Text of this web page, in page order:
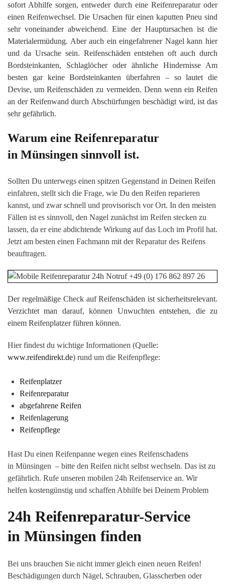
sofort Abhilfe sorgen, entweder durch eine Reifenreparatur oder
einen Reifenwechsel. Die Ursachen für einen kaputten Pneu sind
sehr voneinander abweichend. Eine der Hauptursachen ist die
Materialermüdung. Aber auch ein eingefahrener Nagel kann hier
und da Ursache sein. Reifenschäden entstehen oft auch durch
Bordsteinkanten, Schlaglöcher oder ähnliche Hindernisse Am
besten gar keine Bordsteinkanten überfahren – so lautet die
Devise, um Reifenschäden zu vermeiden. Denn wenn ein Reifen
an der Reifenwand durch Abschürfungen beschädigt wird, ist das
sehr gefährlich.
Warum eine Reifenreparatur
in Münsingen sinnvoll ist.
Sollten Du unterwegs einen spitzen Gegenstand in Deinen Reifen
einfahren, stellt sich die Frage, wie Du den Reifen reparieren
kannst, und zwar schnell und provisorisch vor Ort. In den meisten
Fällen ist es sinnvoll, den Nagel zunächst im Reifen stecken zu
lassen, da er eine abdichtende Wirkung auf das Loch im Profil hat.
Jetzt am besten einen Fachmann mit der Reparatur des Reifens
beauftragen.
Der regelmäßige Check auf Reifenschäden ist sicherheitsrelevant.
Verzichtet man darauf, können Unwuchten entstehen, die zu
einem Reifenplatzer führen können.
Hier findest du wichtige Informationen (Quelle:
www.reifendirekt.de) rund um die Reifenpflege:
Reifenplatzer
Reifenreparatur
abgefahrene Reifen
Reifenlagerung
Reifenpflege
Hast Du einen Reifenpanne wegen eines Reifenschadens
in Münsingen – bitte den Reifen nicht selbst wechseln. Das ist zu
gefährlich. Rufe unseren mobilen 24h Reifenservice an. Wir
helfen kostengünstig und schaffen Abhilfe bei Deinem Problem
24h Reifenreparatur-Service
in Münsingen finden
Bei uns brauchen Sie nicht immer gleich einen neuen Reifen!
Beschädigungen durch Nägel, Schrauben, Glasscherben oder